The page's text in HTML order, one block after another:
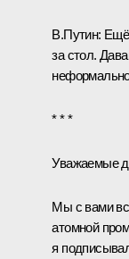
В.Путин: Ещё
за стол.
* * *
Уважаемые
Мы с вами
атомной
я